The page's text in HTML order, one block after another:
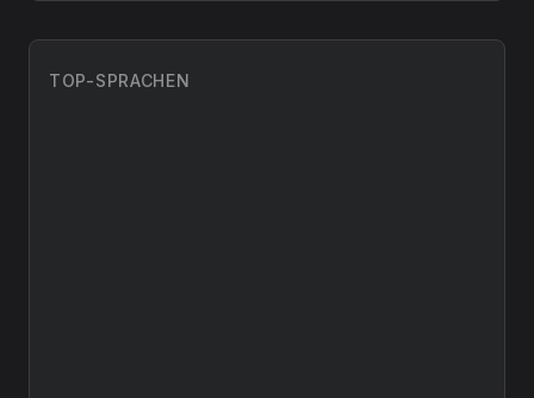
TOP-SPRACHEN